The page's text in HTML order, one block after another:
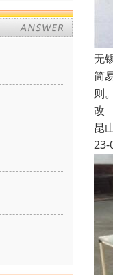
无
简
则
改
昆
23-